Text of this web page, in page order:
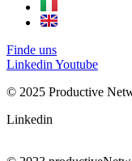
Finde uns
Linkedin Youtube
© 2025 Productive
Linkedin